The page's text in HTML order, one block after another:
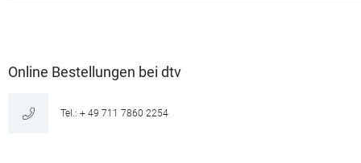
Online Bestellungen bei dtv
Tel.: + 49 711 7860 2254